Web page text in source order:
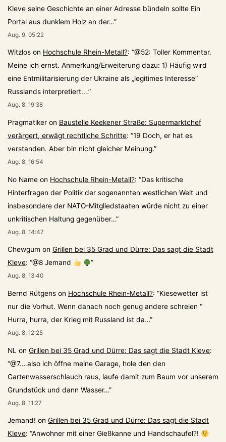
Kleve seine Geschichte an einer Adresse bündeln sollte Ein
Portal aus dunklem Holz an der…”
Aug. 9, 05:22
Witzlos on Hochschule Rhein-Metall?: “@52: Toller Kommentar.
Meine ich ernst. Anmerkung/Erweiterung dazu: 1) Häufig wird
eine Entmilitarisierung der Ukraine als „legitimes Interesse“
Russlands interpretiert.…”
Aug. 8, 19:38
Pragmatiker on Baustelle Keekener Straße: Supermarktchef
verärgert, erwägt rechtliche Schritte: “19 Doch, er hat es
verstanden. Aber bin nicht gleicher Meinung.”
Aug. 8, 16:54
No Name on Hochschule Rhein-Metall?: “Das kritische
Hinterfragen der Politik der sogenannten westlichen Welt und
insbesondere der NATO-Mitgliedstaaten würde nicht zu einer
unkritischen Haltung gegenüber…”
Aug. 8, 14:47
Chewgum on Grillen bei 35 Grad und Dürre: Das sagt die Stadt
Kleve: “@8 Jemand ”
Aug. 8, 13:40
Bernd Rütgens on Hochschule Rhein-Metall?: “Kiesewetter ist
nur die Vorhut. Wenn danach noch genug andere schreien “
Hurra, hurra, der Krieg mit Russland ist da…”
Aug. 8, 12:25
NL on Grillen bei 35 Grad und Dürre: Das sagt die Stadt Kleve:
“@7….also ich öffne meine Garage, hole den den
Gartenwasserschlauch raus, laufe damit zum Baum vor unserem
Grundstück und dann Wasser…”
Aug. 8, 11:27
Jemand! on Grillen bei 35 Grad und Dürre: Das sagt die Stadt
Kleve: “Anwohner mit einer Gießkanne und Handschaufel?!